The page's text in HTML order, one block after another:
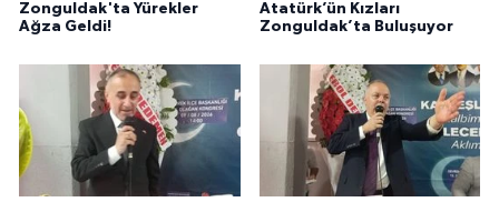
Zonguldak'ta Yürekler
Ağza Geldi!
Atatürk’ün Kızları
Zonguldak’ta Buluşuyor